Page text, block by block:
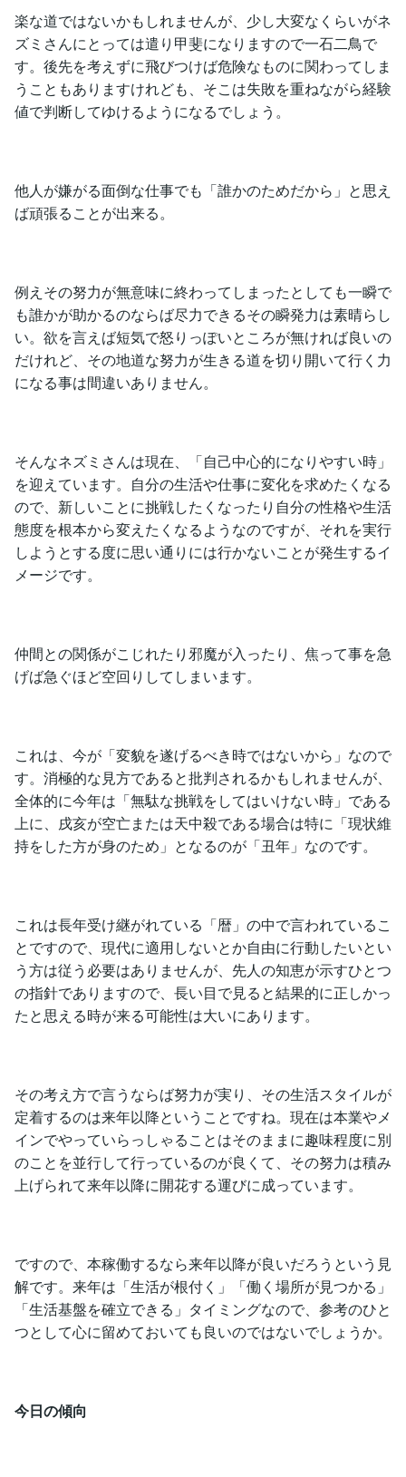
楽な道ではないかもしれませんが、少し大変なくらいがネ
ズミさんにとっては遣り甲斐になりますので一石二鳥で
す。後先を考えずに飛びつけば危険なものに関わってしま
うこともありますけれども、そこは失敗を重ねながら経験
値で判断してゆけるようになるでしょう。
他人が嫌がる面倒な仕事でも「誰かのためだから」と思え
ば頑張ることが出来る。
例えその努力が無意味に終わってしまったとしても一瞬で
も誰かが助かるのならば尽力できるその瞬発力は素晴らし
い。欲を言えば短気で怒りっぽいところが無ければ良いの
だけれど、その地道な努力が生きる道を切り開いて行く力
になる事は間違いありません。
そんなネズミさんは現在、「自己中心的になりやすい時」
を迎えています。自分の生活や仕事に変化を求めたくなる
ので、新しいことに挑戦したくなったり自分の性格や生活
態度を根本から変えたくなるようなのですが、それを実行
しようとする度に思い通りには行かないことが発生するイ
メージです。
仲間との関係がこじれたり邪魔が入ったり、焦って事を急
げば急ぐほど空回りしてしまいます。
これは、今が「変貌を遂げるべき時ではないから」なので
す。消極的な見方であると批判されるかもしれませんが、
全体的に今年は「無駄な挑戦をしてはいけない時」である
上に、戌亥が空亡または天中殺である場合は特に「現状維
持をした方が身のため」となるのが「丑年」なのです。
これは長年受け継がれている「暦」の中で言われているこ
とですので、現代に適用しないとか自由に行動したいとい
う方は従う必要はありませんが、先人の知恵が示すひとつ
の指針でありますので、長い目で見ると結果的に正しかっ
たと思える時が来る可能性は大いにあります。
その考え方で言うならば努力が実り、その生活スタイルが
定着するのは来年以降ということですね。現在は本業やメ
インでやっていらっしゃることはそのままに趣味程度に別
のことを並行して行っているのが良くて、その努力は積み
上げられて来年以降に開花する運びに成っています。
ですので、本稼働するなら来年以降が良いだろうという見
解です。来年は「生活が根付く」「働く場所が見つかる」
「生活基盤を確立できる」タイミングなので、参考のひと
つとして心に留めておいても良いのではないでしょうか。
今日の傾向